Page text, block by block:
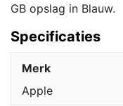
GB opslag in Blauw.
Specificaties
Merk
Apple